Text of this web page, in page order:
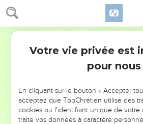
1 Corinthiens 9
Ἰουδαίους κερδήσω· τοῖς ὑπὸ
ὢν αὐτὸς ὑπὸ νόμον, ἵνα τοὺς ὑπὸ
ἔννομος Χριστοῦ, ἵνα κερδάνω
ἐγενόμην τοῖς ἀσθενέσιν
πάντως τινὰς σώσω.
πάντα δὲ ποιῶ διὰ τὸ
αὐτοῦ γένωμαι.
Votre vie privée est
pour nous
En cliquant sur le bouton « Accepter
acceptez que TopChrétien utilise des
cookies ou l'identifiant unique de votre
traite vos données à caractère